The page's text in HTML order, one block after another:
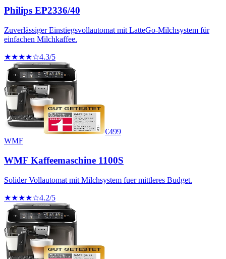
Philips EP2336/40
Zuverlässiger Einstiegsvollautomat mit LatteGo-Milchsystem für
einfachen Milchkaffee.
★★★★☆4.3/5
€499
WMF
WMF Kaffeemaschine 1100S
Solider Vollautomat mit Milchsystem fuer mittleres Budget.
★★★★☆4.2/5